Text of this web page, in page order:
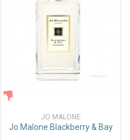
JO MALONE
Jo Malone Blackberry & Bay